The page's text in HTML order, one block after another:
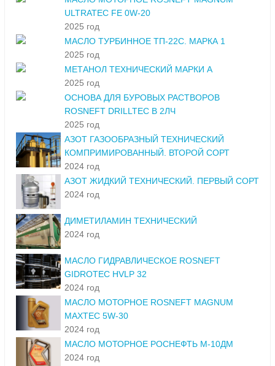
ULTRATEC FE 0W-20
2025 год
МАСЛО ТУРБИННОЕ ТП-22С. МАРКА 1
2025 год
МЕТАНОЛ ТЕХНИЧЕСКИЙ МАРКИ А
2025 год
ОСНОВА ДЛЯ БУРОВЫХ РАСТВОРОВ
ROSNEFT DRILLTEC В 2ЛЧ
2025 год
АЗОТ ГАЗООБРАЗНЫЙ ТЕХНИЧЕСКИЙ
КОМПРИМИРОВАННЫЙ. ВТОРОЙ СОРТ
2024 год
АЗОТ ЖИДКИЙ ТЕХНИЧЕСКИЙ. ПЕРВЫЙ СОРТ
2024 год
ДИМЕТИЛАМИН ТЕХНИЧЕСКИЙ
2024 год
МАСЛО ГИДРАВЛИЧЕСКОЕ ROSNEFT
GIDROTEC HVLP 32
2024 год
МАСЛО МОТОРНОЕ ROSNEFT MAGNUM
MAXTEC 5W-30
2024 год
МАСЛО МОТОРНОЕ РОСНЕФТЬ М-10ДМ
2024 год